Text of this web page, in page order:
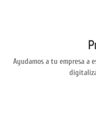
Ayudamos a tu empresa a